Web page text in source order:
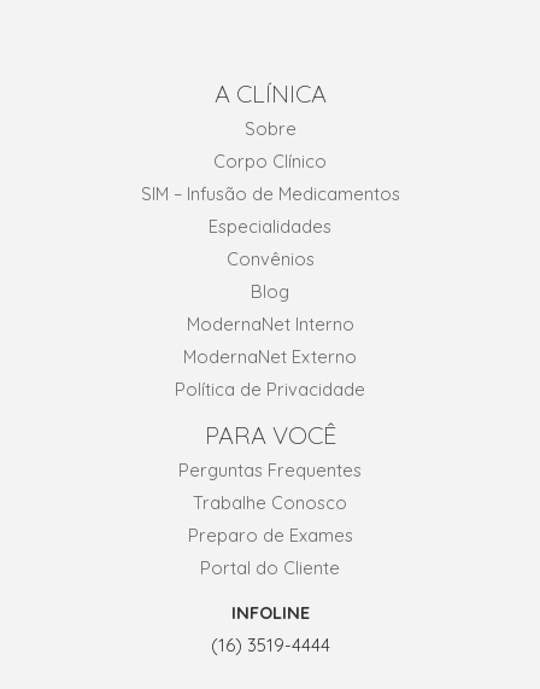
A CLÍNICA
Sobre
Corpo Clínico
SIM – Infusão de Medicamentos
Especialidades
Convênios
Blog
ModernaNet Interno
ModernaNet Externo
Política de Privacidade
PARA VOCÊ
Perguntas Frequentes
Trabalhe Conosco
Preparo de Exames
Portal do Cliente
INFOLINE
(16) 3519-4444